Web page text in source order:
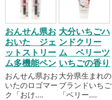
おんせん県お
おいた ジェ
ットストリー
ム多機能ペン
おんせん県おお
いたのロゴマー
ク「おけ....
大分いちごハ
ンドクリー
ム ベリーツ
いちごの香り
大分県生まれの
ブランドいちご
「ベリー....